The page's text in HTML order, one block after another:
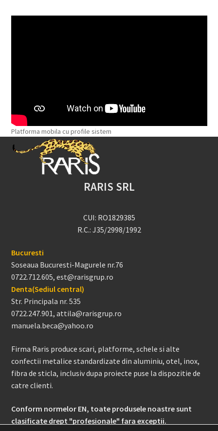
Platforma mobila cu profile sistem
RARIS SRL
CUI: RO1829385
R.C.: J35/2998/1992
Bucuresti
Soseaua Bucuresti-Magurele nr.76
0722.712.605, est@rarisgrup.ro
Denta(Sediul central)
Str. Principala nr. 535
0722.247.901, attila@rarisgrup.ro
manuela.beca@yahoo.ro
Firma Raris produce scari, platforme, schele si alte
confectii metalice standardizate din aluminiu, otel, inox,
fibra de sticla, inclusiv dupa proiecte puse la dispozitie de
catre clienti.
Conform normelor EN, toate produsele noastre sunt
clasificate drept "profesionale" fara exceptii.